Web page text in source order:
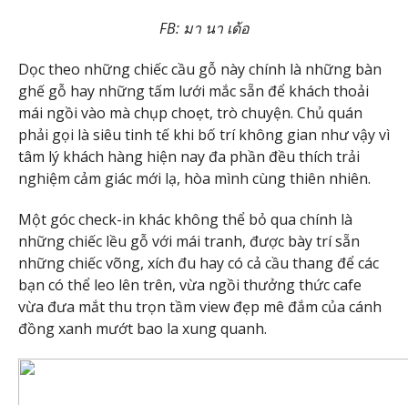
FB: มา นา เด้อ
Dọc theo những chiếc cầu gỗ này chính là những bàn
ghế gỗ hay những tấm lưới mắc sẵn để khách thoải
mái ngồi vào mà chụp choẹt, trò chuyện. Chủ quán
phải gọi là siêu tinh tế khi bố trí không gian như vậy vì
tâm lý khách hàng hiện nay đa phần đều thích trải
nghiệm cảm giác mới lạ, hòa mình cùng thiên nhiên.
Một góc check-in khác không thể bỏ qua chính là
những chiếc lều gỗ với mái tranh, được bày trí sẵn
những chiếc võng, xích đu hay có cả cầu thang để các
bạn có thể leo lên trên, vừa ngồi thưởng thức cafe
vừa đưa mắt thu trọn tầm view đẹp mê đắm của cánh
đồng xanh mướt bao la xung quanh.